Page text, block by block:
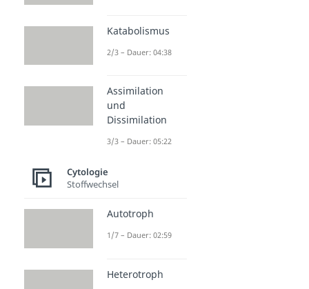
Dauer: 06:36
Dauer: 04:28
Dauer: 04:57
Katabolismus
2/3 – Dauer: 04:38
Assimilation
und
Dissimilation
3/3 – Dauer: 05:22
Cytologie
Stoffwechsel
Autotroph
1/7 – Dauer: 02:59
Heterotroph